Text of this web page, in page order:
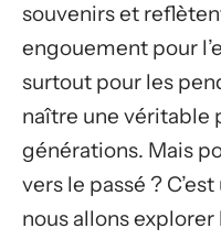
souvenirs et
engouement pour
surtout pour les
naître une véritable
générations. Mais
vers le passé ?
nous allons